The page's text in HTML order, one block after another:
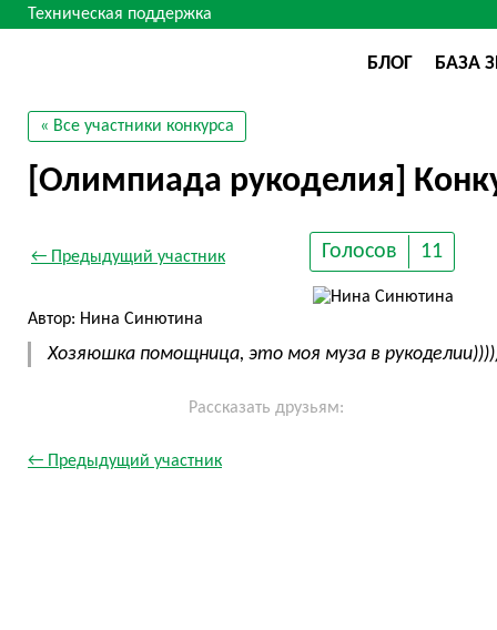
Техническая поддержка
БЛОГ БАЗА
« Все участники конкурса
[Олимпиада рукоделия]
← Предыдущий участник Голосов 11
Автор: Нина Синютина
Хозяюшка помощница, это моя муза в
Рассказать друзьям:
← Предыдущий участник